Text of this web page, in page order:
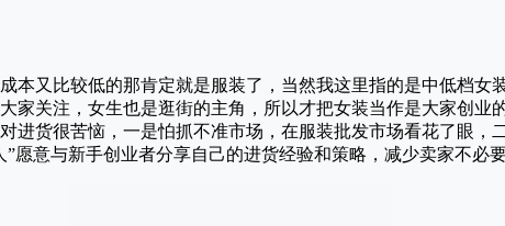
本又比较低的那肯定就是服装了，当然我这里指的是中低档女
家关注，女生也是逛街的主角，所以才把女装当作是大家创业
进货很苦恼，一是怕抓不准市场，在服装批发市场看花了眼，
愿意与新手创业者分享自己的进货经验和策略，减少卖家不必